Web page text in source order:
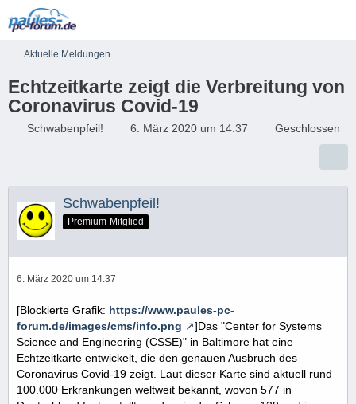
Aktuelle Meldungen
Echtzeitkarte zeigt die Verbreitung von
Coronavirus Covid-19
Schwabenpfeil! 6. März 2020 um 14:37 Geschlossen
Schwabenpfeil!
Premium-Mitglied
6. März 2020 um 14:37
[Blockierte Grafik: https://www.paules-pc-
forum.de/images/cms/info.png
]Das "Center for Systems
Science and Engineering (CSSE)" in Baltimore hat eine
Echtzeitkarte entwickelt, die den genauen Ausbruch des
Coronavirus Covid-19 zeigt. Laut dieser Karte sind aktuell rund
100.000 Erkrankungen weltweit bekannt, wovon 577 in